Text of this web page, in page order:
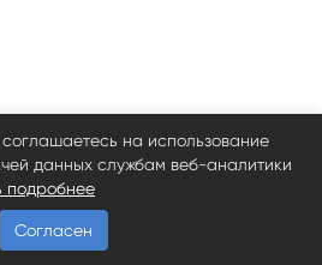
на использование
данных службам веб-аналитики
подробнее
Согласен